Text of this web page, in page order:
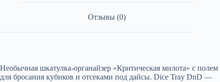
Отзывы (0)
Необычная шкатулка-органайзер «Критическая милота» с полем
для бросания кубиков и отсеками под дайсы. Dice Tray DnD —